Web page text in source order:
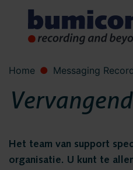
Home Messaging
Het team van support
organisatie. U kunt te